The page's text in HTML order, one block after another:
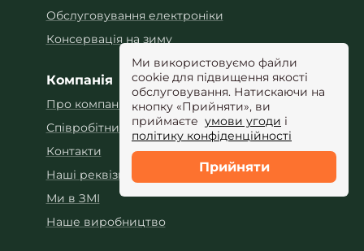
Ми використовуємо файли
cookie для підвищення якості
обслуговування. Натискаючи на
кнопку «Прийняти», ви
приймаєте умови угоди і
політику конфіденційності
Прийняти
Обслуговування електроніки
Консервація на зиму
Компанія
Про компанію
Співробітництво
Контакти
Наші реквізити
Ми в ЗМІ
Наше виробництво